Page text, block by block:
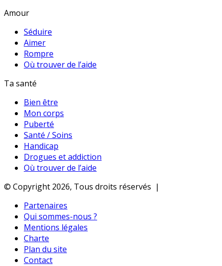
Amour
Séduire
Aimer
Rompre
Où trouver de l’aide
Ta santé
Bien être
Mon corps
Puberté
Santé / Soins
Handicap
Drogues et addiction
Où trouver de l’aide
© Copyright 2026, Tous droits réservés |
Partenaires
Qui sommes-nous ?
Mentions légales
Charte
Plan du site
Contact